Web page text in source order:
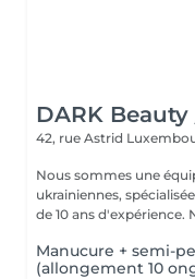
DARK
42, rue Astrid
Nous sommes une
ukrainiennes,
de
Manucure + semi-
(allongement 10